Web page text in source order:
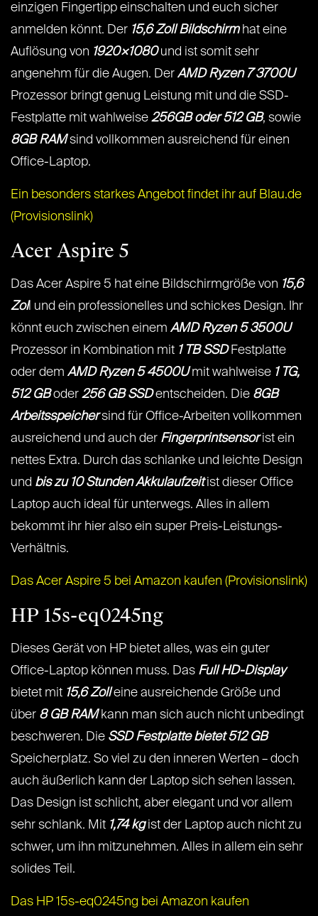
einzigen Fingertipp einschalten und euch sicher
anmelden könnt. Der 15,6 Zoll Bildschirmhat eine
Auflösung von 1920×1080und ist somit sehr
angenehm für die Augen. Der AMD Ryzen 7 3700U
Prozessor bringt genug Leistung mit und die SSD-
Festplatte mit wahlweise 256GB oder 512 GB, sowie
8GB RAMsind vollkommen ausreichend für einen
Office-Laptop.
Ein besonders starkes Angebot findet ihr auf Blau.de
(Provisionslink)
Acer Aspire 5
Das Acer Aspire 5 hat eine Bildschirmgröße von 15,6
Zoll und ein professionelles und schickes Design. Ihr
könnt euch zwischen einem AMD Ryzen 5 3500U
Prozessor in Kombination mit 1 TB SSD Festplatte
oder dem AMD Ryzen 5 4500Umit wahlweise 1 TG,
512 GBoder 256 GB SSDentscheiden. Die 8GB
Arbeitsspeichersind für Office-Arbeiten vollkommen
ausreichend und auch der Fingerprintsensor ist ein
nettes Extra. Durch das schlanke und leichte Design
und bis zu 10 Stunden Akkulaufzeit ist dieser Office
Laptop auch ideal für unterwegs. Alles in allem
bekommt ihr hier also ein super Preis-Leistungs-
Verhältnis.
Das Acer Aspire 5 bei Amazon kaufen (Provisionslink)
HP 15s-eq0245ng
Dieses Gerät von HP bietet alles, was ein guter
Office-Laptop können muss. Das Full HD-Display
bietet mit 15,6 Zolleine ausreichende Größe und
über 8 GB RAMkann man sich auch nicht unbedingt
beschweren. Die SSD Festplatte bietet 512 GB
Speicherplatz. So viel zu den inneren Werten – doch
auch äußerlich kann der Laptop sich sehen lassen.
Das Design ist schlicht, aber elegant und vor allem
sehr schlank. Mit 1,74 kgist der Laptop auch nicht zu
schwer, um ihn mitzunehmen. Alles in allem ein sehr
solides Teil.
Das HP 15s-eq0245ng bei Amazon kaufen